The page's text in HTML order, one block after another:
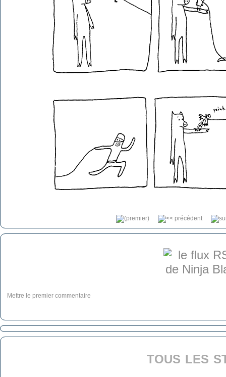
Mettre le premier commentaire
tous les